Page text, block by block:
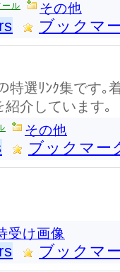
ール その他
ブックマ
特選ﾘﾝｸ集です｡
紹介しています｡
その他
ブックマー
受け画像
ブックマ